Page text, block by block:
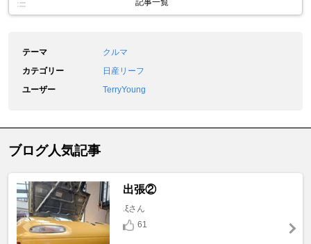
記事一覧
テーマ
クルマ
カテゴリー
日産リーフ
ユーザー
TerryYoung
ブログ人気記事
出張②
.ξさん
61